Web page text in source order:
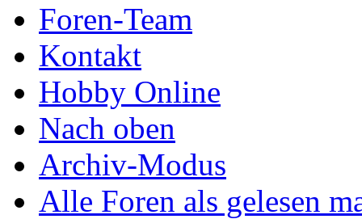
Foren-Team
Kontakt
Hobby Online
Nach oben
Archiv-Modus
Alle Foren als gelesen